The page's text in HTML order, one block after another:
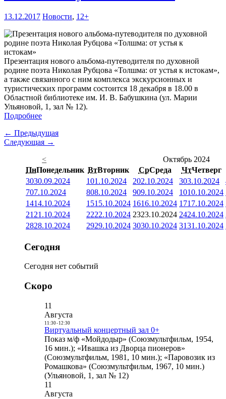
13.12.2017 Новости, 12+
Презентация нового альбома-путеводителя по духовной
родине поэта Николая Рубцова «Толшма: от устья к истокам»,
а также связанного с ним комплекса экскурсионных и
туристических программ состоится 18 декабря в 18.00 в
Областной библиотеке им. И. В. Бабушкина (ул. Марии
Ульяновой, 1, зал № 12).
Подробнее
← Предыдущая
Следующая →
<
Октябрь 2024
ПнПонедельник ВтВторник СрСреда ЧтЧетверг
3030.09.2024 101.10.2024 202.10.2024 303.10.2024
707.10.2024 808.10.2024 909.10.2024 1010.10.2024
1414.10.2024 1515.10.2024 1616.10.2024 1717.10.2024
21 21.10.2024 2222.10.2024 2323.10.2024 2424.10.2024
2828.10.2024 2929.10.2024 3030.10.2024 3131.10.2024
Сегодня
Сегодня нет событий
Скоро
11
Августа
11:30- 12:30
Виртуальный концертный зал 0+
Показ м/ф «Мойдодыр» (Союзмультфильм, 1954,
16 мин.); «Ивашка из Дворца пионеров»
(Союзмультфильм, 1981, 10 мин.); «Паровозик из
Ромашкова» (Союзмультфильм, 1967, 10 мин.)
(Ульяновой, 1, зал № 12)
11
Августа